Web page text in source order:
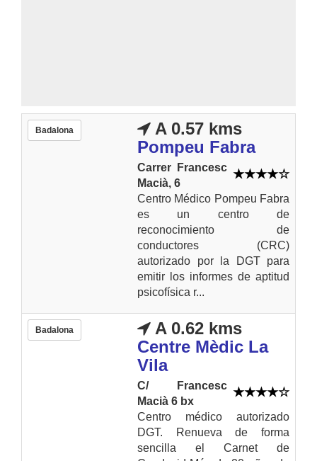
Badalona
A 0.57 kms
Pompeu Fabra
Carrer Francesc
Macià, 6
Centro Médico Pompeu Fabra
es un centro de
reconocimiento de
conductores (CRC)
autorizado por la DGT para
emitir los informes de aptitud
psicofísica r...
Badalona
A 0.62 kms
Centre Mèdic La
Vila
C/ Francesc
Macià 6 bx
Centro médico autorizado
DGT. Renueva de forma
sencilla el Carnet de